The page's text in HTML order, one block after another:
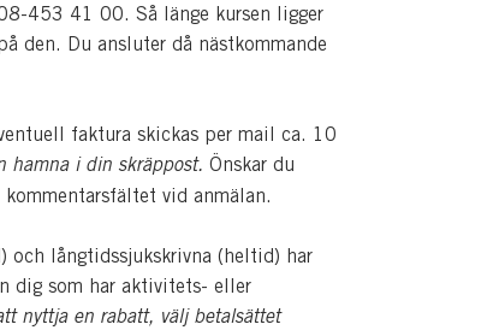
453 41 00. Så länge kursen ligger
den. Du ansluter då nästkommande
faktura skickas per mail ca. 10
hamna i din skräppost. Önskar du
vid anmälan.
och långtidssjukskrivna (heltid) har
dig som har aktivitets- eller
nyttja en rabatt, välj betalsättet